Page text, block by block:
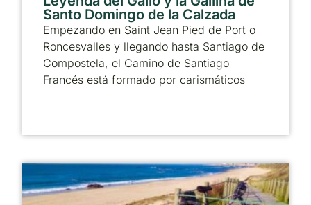
Santo Domingo de la Calzada
Empezando en Saint Jean Pied de Port o
Roncesvalles y llegando hasta Santiago de
Compostela, el Camino de Santiago
Francés está formado por carismáticos